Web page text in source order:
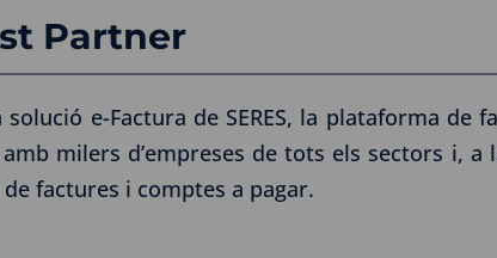
Partner
e-Factura de SERES, la plataforma
milers d’empreses de tots els sectors i,
factures i comptes a pagar.